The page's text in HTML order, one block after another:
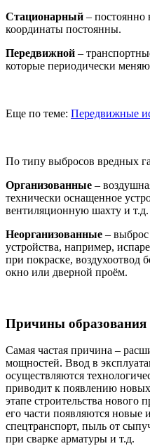
Стационарный – постоянно
координаты постоянны.
Передвижной –
которые периодически
Еще по теме: Передвижные
По типу выбросов вредных
Организованные –
технически оснащенное
вентиляционную шахту и т.д.
Неорганизованные – выброс
устройства, например,
при покраске, воздухоотвод
окно или дверной проём.
Причины
Самая частая причина –
мощностей. Ввод в
осуществляются
приводит к появлению
этапе строительства нового
его части появляются новые
спецтранспорт, пыль от
при сварке арматуры и т.д.